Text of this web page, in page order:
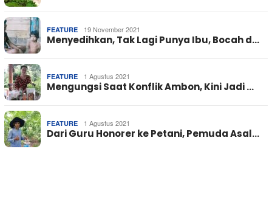
FEATURE 19 November 2021
Menyedihkan, Tak Lagi Punya Ibu, Bocah d…
FEATURE 1 Agustus 2021
Mengungsi Saat Konflik Ambon, Kini Jadi …
FEATURE 1 Agustus 2021
Dari Guru Honorer ke Petani, Pemuda Asal…